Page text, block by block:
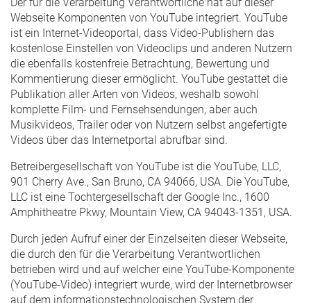
Webseite Komponenten von YouTube integriert. YouTube
ist ein Internet-Videoportal, dass Video-Publishern das
kostenlose Einstellen von Videoclips und anderen Nutzern
die ebenfalls kostenfreie Betrachtung, Bewertung und
Kommentierung dieser ermöglicht. YouTube gestattet die
Publikation aller Arten von Videos, weshalb sowohl
komplette Film- und Fernsehsendungen, aber auch
Musikvideos, Trailer oder von Nutzern selbst angefertigte
Videos über das Internetportal abrufbar sind.
Betreibergesellschaft von YouTube ist die YouTube, LLC,
901 Cherry Ave., San Bruno, CA 94066, USA. Die YouTube,
LLC ist eine Tochtergesellschaft der Google Inc., 1600
Amphitheatre Pkwy, Mountain View, CA 94043-1351, USA.
Durch jeden Aufruf einer der Einzelseiten dieser Webseite,
die durch den für die Verarbeitung Verantwortlichen
betrieben wird und auf welcher eine YouTube-Komponente
(YouTube-Video) integriert wurde, wird der Internetbrowser
auf dem informationstechnologischen System der